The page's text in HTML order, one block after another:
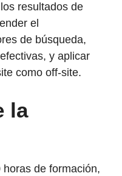
resultados de
el
de búsqueda,
y aplicar
como off-site.
la
de formación,